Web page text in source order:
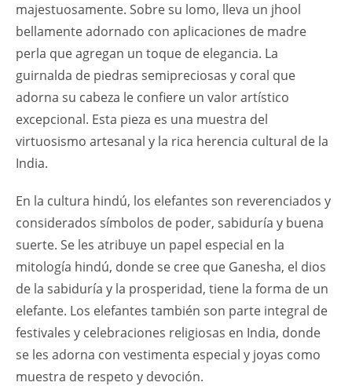
majestuosamente. Sobre su lomo, lleva un jhool
bellamente adornado con aplicaciones de madre
perla que agregan un toque de elegancia. La
guirnalda de piedras semipreciosas y coral que
adorna su cabeza le confiere un valor artístico
excepcional. Esta pieza es una muestra del
virtuosismo artesanal y la rica herencia cultural de la
India.
En la cultura hindú, los elefantes son reverenciados y
considerados símbolos de poder, sabiduría y buena
suerte. Se les atribuye un papel especial en la
mitología hindú, donde se cree que Ganesha, el dios
de la sabiduría y la prosperidad, tiene la forma de un
elefante. Los elefantes también son parte integral de
festivales y celebraciones religiosas en India, donde
se les adorna con vestimenta especial y joyas como
muestra de respeto y devoción.